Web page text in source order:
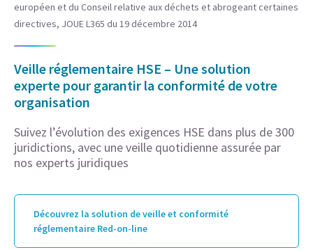
européen et du Conseil relative aux déchets et abrogeant certaines
directives, JOUE L365 du 19 décembre 2014
Veille réglementaire HSE – Une solution
experte pour garantir la conformité de votre
organisation
Suivez l’évolution des exigences HSE dans plus de 300
juridictions, avec une veille quotidienne assurée par
nos experts juridiques
Découvrez la solution de veille et conformité
réglementaire Red-on-line